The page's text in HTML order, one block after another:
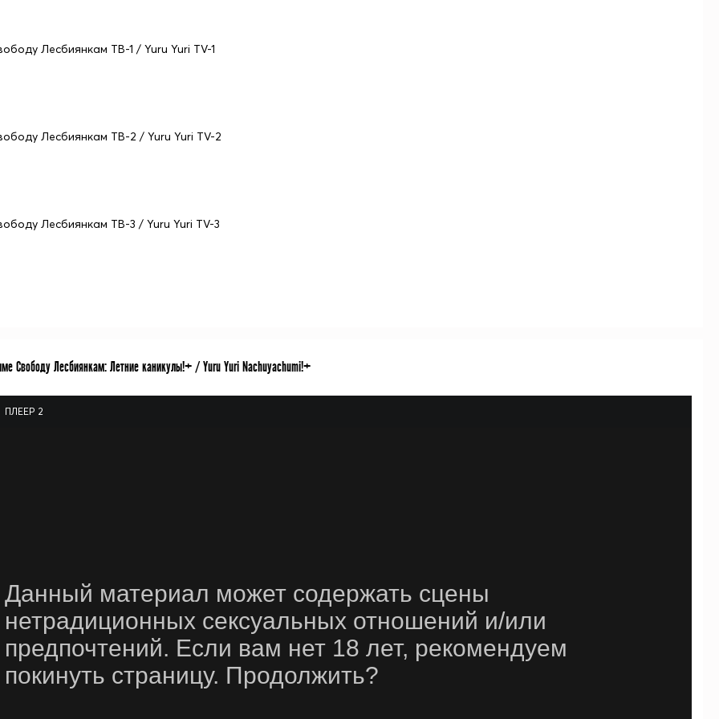
Лесбиянкам ТВ-1 / Yuru Yuri TV-1
Лесбиянкам ТВ-2 / Yuru Yuri TV-2
Лесбиянкам ТВ-3 / Yuru Yuri TV-3
Свободу Лесбиянкам: Летние каникулы!+ / Yuru Yuri Nachuyachumi!+
ПЛЕЕР 2